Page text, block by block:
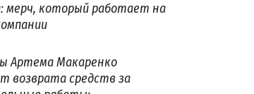
мерч, который работает на
Артема Макаренко
возврата средств за